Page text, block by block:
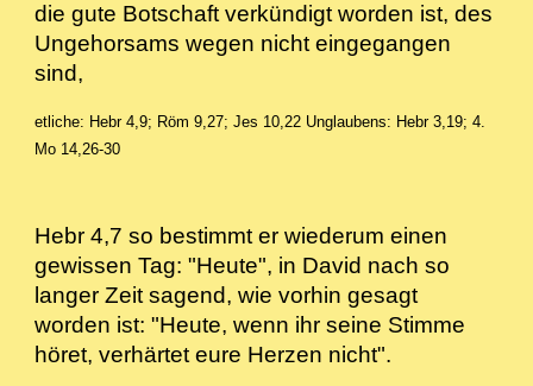
die gute Botschaft verkündigt worden ist, des
Ungehorsams wegen nicht eingegangen
sind,
etliche: Hebr 4,9; Röm 9,27; Jes 10,22 Unglaubens: Hebr 3,19; 4.
Mo 14,26-30
Hebr 4,7 so bestimmt er wiederum einen
gewissen Tag: "Heute", in David nach so
langer Zeit sagend, wie vorhin gesagt
worden ist: "Heute, wenn ihr seine Stimme
höret, verhärtet eure Herzen nicht".